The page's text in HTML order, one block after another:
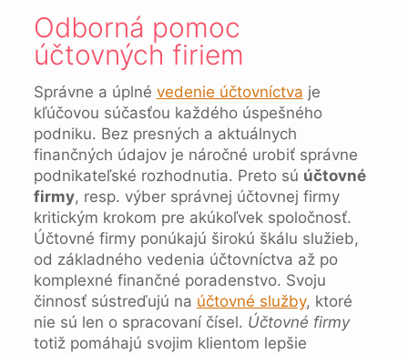
Odborná pomoc
účtovných firiem
Správne a úplné vedenie účtovníctva je
kľúčovou súčasťou každého úspešného
podniku. Bez presných a aktuálnych
finančných údajov je náročné urobiť správne
podnikateľské rozhodnutia. Preto sú účtovné
firmy, resp. výber správnej účtovnej firmy
kritickým krokom pre akúkoľvek spoločnosť.
Účtovné firmy ponúkajú širokú škálu služieb,
od základného vedenia účtovníctva až po
komplexné finančné poradenstvo. Svoju
činnosť sústreďujú na účtovné služby, ktoré
nie sú len o spracovaní čísel. Účtovné firmy
totiž pomáhajú svojim klientom lepšie